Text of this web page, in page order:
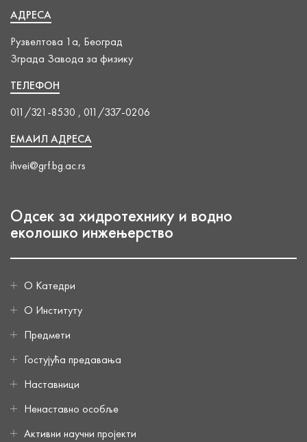
АДРЕСА
Рузвелтова 1а, Београд
Зграда Завода за физику
ТЕЛЕФОН
011/321-8530 , 011/337-0206
ЕМАИЛ АДРЕСА
ihvei@grf.bg.ac.rs
Одсек за хидротехнику и водно
еколошко инжењерство
О Катедри
О Институту
Предмети
Гостујућа предавања
Наставници
Ненаставно особље
Активни научни пројекти